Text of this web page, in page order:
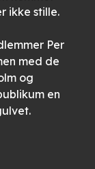
ikke stille.
Per
med de
og
en